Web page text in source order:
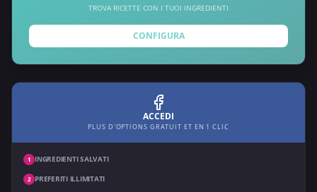
TROVA RICETTE CON I TUOI INGREDIENTI
CONFIGURA
ACCEDI
PLUS D'OPTIONS GRATUIT ET EN 1 CLIC
1 INGREDIENTI SALVATI
2 PREFERITI ILLIMITATI